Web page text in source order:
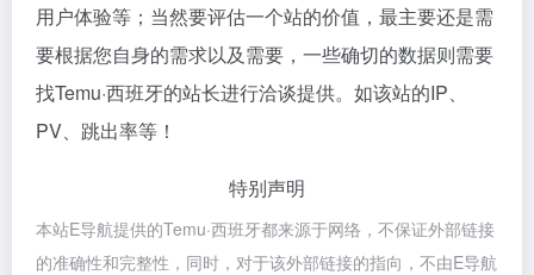
用户体验等；当然要评估一个站的价值，最主要还是需
要根据您自身的需求以及需要，一些确切的数据则需要
找Temu·西班牙的站长进行洽谈提供。如该站的IP、
PV、跳出率等！
特别声明
本站E导航提供的Temu·西班牙都来源于网络，不保证外部链接
的准确性和完整性，同时，对于该外部链接的指向，不由E导航